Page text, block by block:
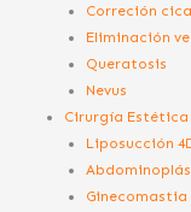
Correción
Eliminación
Queratosis
Nevus
Cirurgía Estética
Liposucción
Ginecomastia